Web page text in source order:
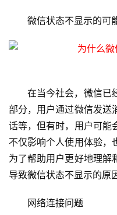
微信状态不显示的可
在当今社会，微信已
部分，用户通过微信发送
话等，但有时，用户可能
不仅影响个人使用体验，
为了帮助用户更好地理解
导致微信状态不显示的原
网络连接问题